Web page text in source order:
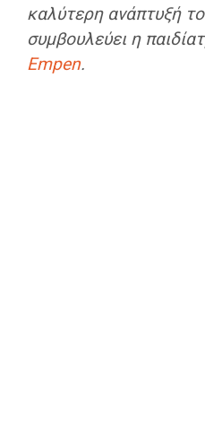
καλύτερη ανάπτυξή
συμβουλεύει η
Empen.